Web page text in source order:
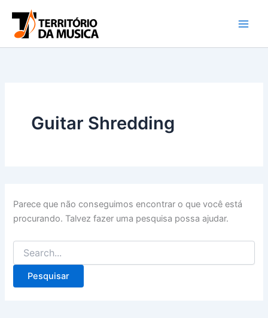
para
conteúdo
Guitar Shredding
Parece que não conseguimos encontrar o que você está
procurando. Talvez fazer uma pesquisa possa ajudar.
por: